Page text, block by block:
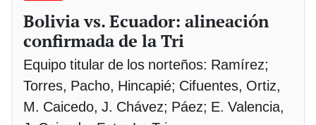
Bolivia vs. Ecuador: alineación
confirmada de la Tri
Equipo titular de los norteños: Ramírez;
Torres, Pacho, Hincapié; Cifuentes, Ortiz,
M. Caicedo, J. Chávez; Páez; E. Valencia,